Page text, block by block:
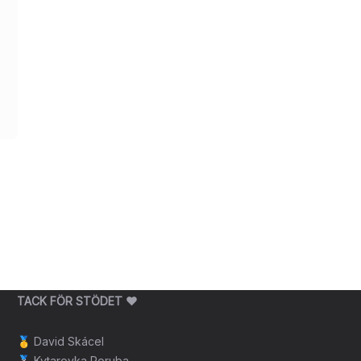
TACK FÖR STÖDET ❤️
🥇 David Skácel